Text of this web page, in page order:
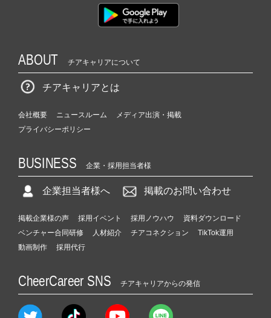
ABOUT チアキャリアについて
チアキャリアとは
会社概要 ニュースルーム
メディア出演・掲載
プライバシーポリシー
BUSINESS 企業・採用担当者様
企業担当者様へ 掲載のお問い合わせ
掲載企業様の声 採用イベント 採用ノウハウ
資料ダウンロード
ベンチャー合同研修
人材紹介 チアコネクション
TikTok運用
動画制作
採用代行
CheerCareer SNS チアキャリアからの発信